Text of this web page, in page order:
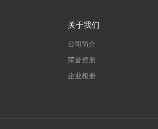
关于我们
公司简介
荣誉资质
企业相册